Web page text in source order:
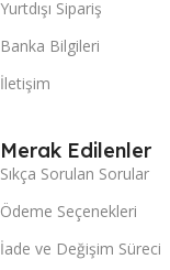
Yurtdışı Sipariş
Banka Bilgileri
İletişim
Merak Edilenler
Sıkça Sorulan Sorular
Ödeme Seçenekleri
İade ve Değişim Süreci